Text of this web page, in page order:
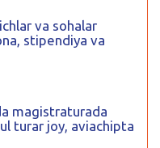
va sohalar
stipendiya va
magistraturada
turar joy, aviachipta